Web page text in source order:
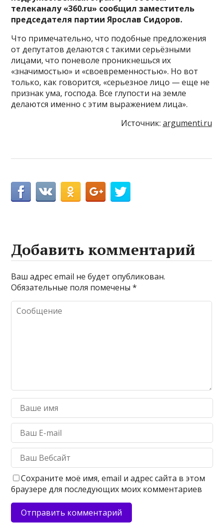
телеканалу «360.ru» сообщил заместитель
председателя партии Ярослав Сидоров.
Что примечательно, что подобные предложения
от депутатов делаются с такими серьёзными
лицами, что поневоле проникнешься их
«значимостью» и «своевременностью». Но вот
только, как говорится, «серьезное лицо — еще не
признак ума, господа. Все глупости на земле
делаются именно с этим выражением лица».
Источник: argumenti.ru
Добавить комментарий
Ваш адрес email не будет опубликован.
Обязательные поля помечены*
Сохраните моё имя, email и адрес сайта в этом
браузере для последующих моих комментариев